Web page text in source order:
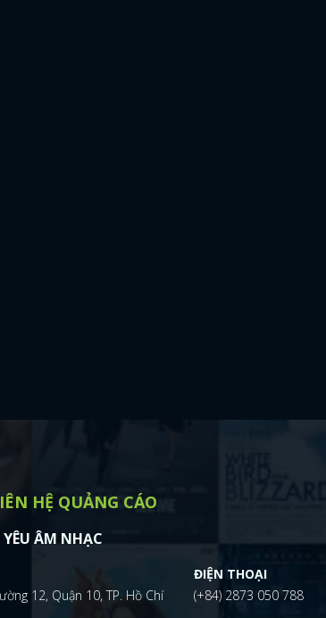
HỆ QUẢNG CÁO
ÂM NHẠC
12, Quận 10, TP. Hồ Chí
ĐIỆN THOẠI
(+84) 2873 050 788